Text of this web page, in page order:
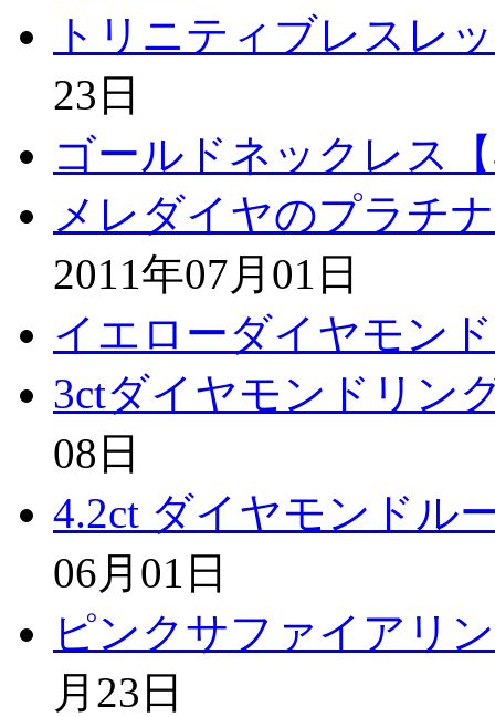
トリニティブレスレ
23日
ゴールドネックレス
メレダイヤのプラチ
2011年07月01日
イエローダイヤモン
3ctダイヤモンドリ
08日
4.2ct ダイヤモンド
06月01日
ピンクサファイアリ
月23日